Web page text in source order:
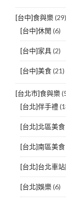
[台中]食與樂(29)
[台中]休閒 (6)
[台中]家具(2)
[台中]美食(21)
[台北市]食與樂
[台北]伴手禮
[台北]北區美食
[台北]南區美食
[台北]台北車
[台北]娛樂(6)